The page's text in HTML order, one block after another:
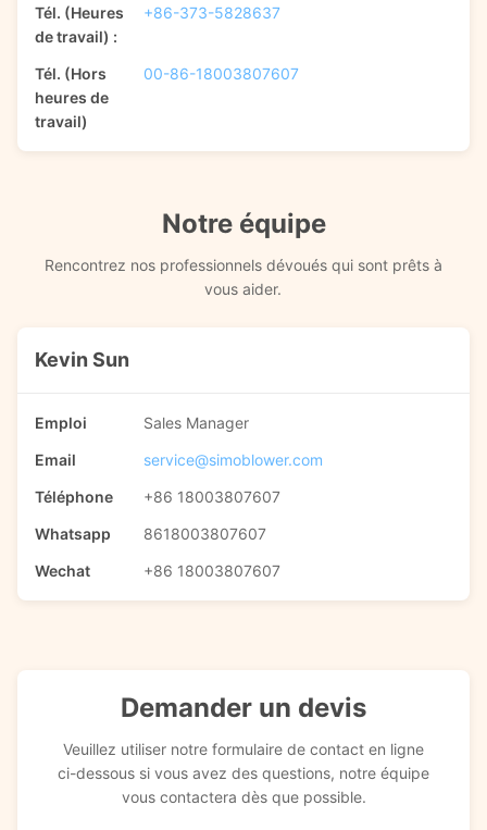
Tél. (Heures
de travail) :
+86-373-5828637
Tél. (Hors
heures de
travail)
00-86-18003807607
Notre équipe
Rencontrez nos professionnels dévoués qui sont prêts à
vous aider.
Kevin Sun
Emploi
Sales Manager
Email
service@simoblower.com
Téléphone
+86 18003807607
Whatsapp
8618003807607
Wechat
+86 18003807607
Demander un devis
Veuillez utiliser notre formulaire de contact en ligne
ci-dessous si vous avez des questions, notre équipe
vous contactera dès que possible.